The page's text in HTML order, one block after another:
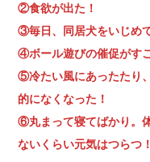
②食欲が出た！
③毎日、同居犬をいじめ
④ボール遊びの催促がす
⑤冷たい風にあったたり
的になくなった！
⑥丸まって寝てばかり。
ないくらい元気はつらつ！